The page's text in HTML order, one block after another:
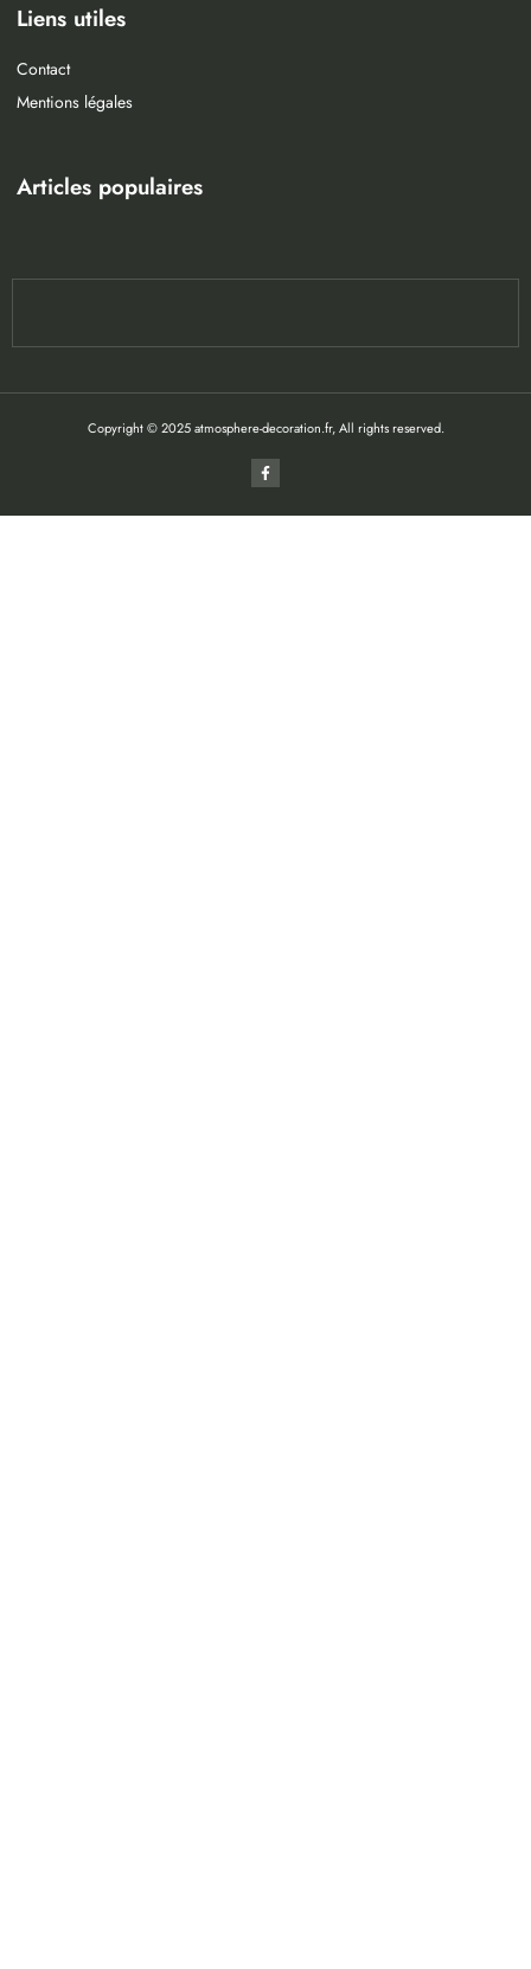
Liens utiles
Contact
Mentions légales
Articles populaires
Copyright © 2025 atmosphere-decoration.fr, All rights reserved.